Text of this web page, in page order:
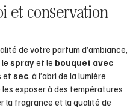
et conservation
de votre parfum d’ambiance,
le sprayet le bouquet avec
et sec, à l’abri de la lumière
exposer à des températures
la fragrance et la qualité de